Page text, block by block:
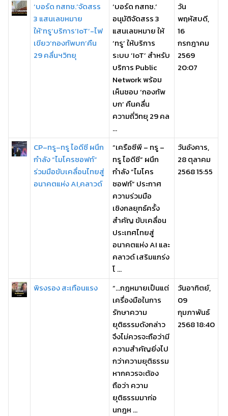
‘บอร์ด กสทช.’จัดสรร
3 แสนเลขหมาย
ให้‘ทรู’บริการ‘IoT’-ไฟ
เขียว‘กองทัพบก’คืน
29 คลื่นฯวิทยุ
‘บอร์ด กสทช.’
อนุมัติจัดสรร 3
แสนเลขหมาย ให้
‘ทรู’ ให้บริการ
ระบบ ‘IoT’ สำหรับ
บริการ Public
Network พร้อม
เห็นชอบ ‘กองทัพ
บก’ คืนคลื่น
ความถี่วิทยุ 29 คล
...
วัน
พฤหัสบดี,
16
กรกฎาคม
2569
20:07
CP–ทรู–ทรู ไอดีซี ผนึก
กำลัง “ไมโครซอฟท์”
ร่วมมือขับเคลื่อนไทยสู่
อนาคตแห่ง AI,คลาวด์
“เครือซีพี – ทรู –
ทรู ไอดีซี” ผนึก
กำลัง “ไมโคร
ซอฟท์” ประกาศ
ความร่วมมือ
เชิงกลยุทธ์ครั้ง
สำคัญ ขับเคลื่อน
ประเทศไทยสู่
อนาคตแห่ง AI และ
คลาวด์ เสริมแกร่ง
โ ...
วันอังคาร,
28 ตุลาคม
2568 15:55
พิรงรอง สะเทือนแรง
“...กฎหมายเป็นแต่
เครื่องมือในการ
รักษาความ
ยุติธรรมดังกล่าว
จึงไม่ควรจะถือว่ามี
ความสำคัญยิ่งไป
กว่าความยุติธรรม
หากควรจะต้อง
ถือว่า ความ
ยุติธรรมมาก่อ
นกฎห ...
วันอาทิตย์,
09
กุมภาพันธ์
2568 18:40